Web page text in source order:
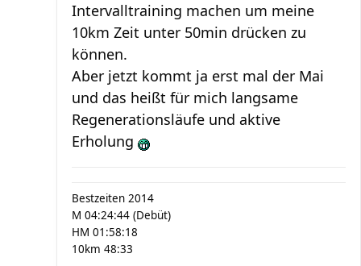
Intervalltraining machen um meine
10km Zeit unter 50min drücken zu
können.
Aber jetzt kommt ja erst mal der Mai
und das heißt für mich langsame
Regenerationsläufe und aktive
Erholung
Bestzeiten 2014
M 04:24:44 (Debüt)
HM 01:58:18
10km 48:33